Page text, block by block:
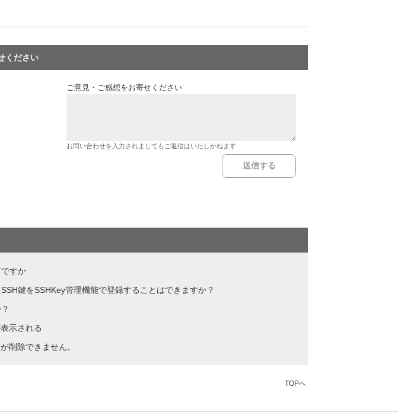
ください
ご意見・ご感想をお寄せください
お問い合わせを入力されましてもご返信はいたしかねます
すか
鍵をSSHKey管理機能で登録することはできますか？
示される
削除できません。
TOPへ